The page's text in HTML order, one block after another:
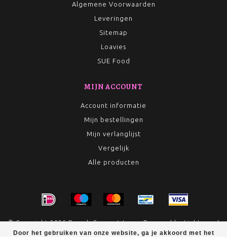
Door het gebruiken van onze website, ga je akkoord met het
Algemene Voorwaarden
Leveringen
Sitemap
Loavies
SUE Food
MIJN ACCOUNT
Account informatie
Mijn bestellingen
Mijn verlanglijst
Vergelijk
Alle producten
© Copyright 2026 Rumah Conceptstore - Powered byLightspeed
- Theme by Dyvelopment